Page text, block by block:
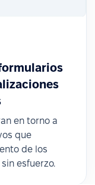
en torno a
que
de los
esfuerzo.